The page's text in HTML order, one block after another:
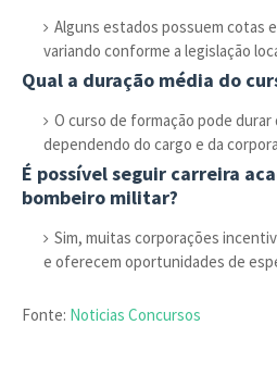
Alguns estados possuem cotas
variando conforme a legislação
Qual a duração média do
O curso de formação pode durar
dependendo do cargo e da
É possível seguir carreira
bombeiro militar?
Sim, muitas corporações
e oferecem oportunidades de
Fonte: Noticias Concursos